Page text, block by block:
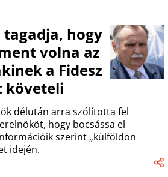
tagadja, hogy
volna az
a Fidesz
követeli
délután arra szólította fel
hogy bocsássa el
szerint „külföldön
idején.